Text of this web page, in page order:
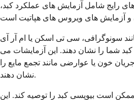
رایج شامل آزمایش های عملکرد کبد،
سونوگرافی، سی تی اسکن یا ام آر آی
کبد شما را نشان دهند. این آزمایشات می
خون یا عوارضی مانند تجمع مایع را
نشان دهند.
است بیوپسی کبد را توصیه کند. این